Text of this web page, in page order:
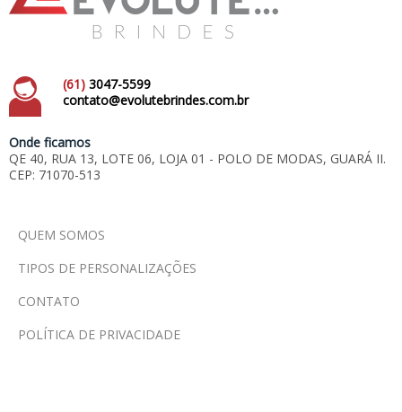
(61) 3047-5599
contato@evolutebrindes.com.br
Onde ficamos
QE 40, RUA 13, LOTE 06, LOJA 01 - POLO DE MODAS, GUARÁ II.
CEP: 71070-513
QUEM SOMOS
TIPOS DE PERSONALIZAÇÕES
CONTATO
POLÍTICA DE PRIVACIDADE